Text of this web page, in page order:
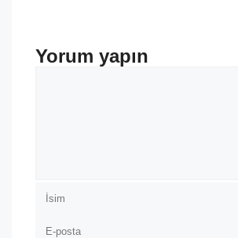
Yorum yapın